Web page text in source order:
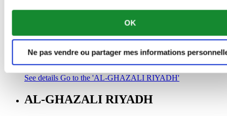
OK
Ne pas vendre ou partager mes informations
AL-GHAZALI RIYADH
Riyadh
Arabie Saoudite
See details Go to the 'AL-GHAZALI RIYADH'
AL-GHAZALI RIYADH